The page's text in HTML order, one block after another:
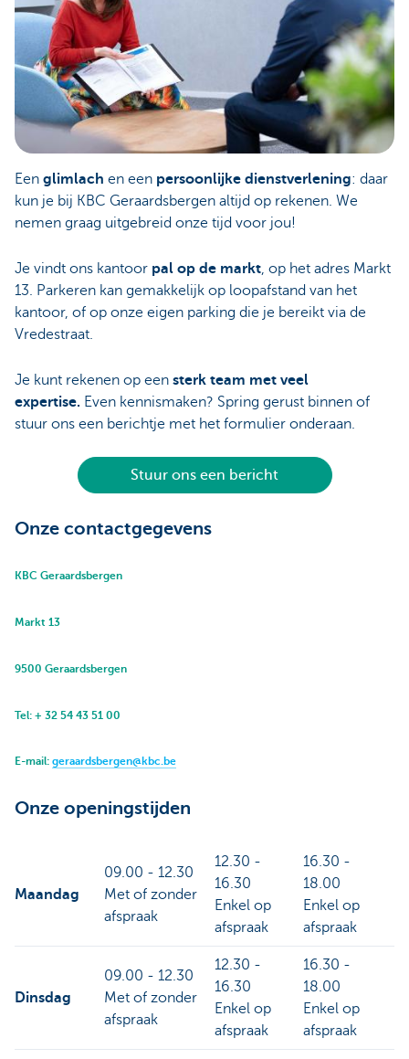
Een glimlach en een persoonlijke dienstverlening: daar
kun je bij KBC Geraardsbergen altijd op rekenen. We
nemen graag uitgebreid onze tijd voor jou!
Je vindt ons kantoor pal op de markt, op het adres Markt
13. Parkeren kan gemakkelijk op loopafstand van het
kantoor, of op onze eigen parking die je bereikt via de
Vredestraat.
Je kunt rekenen op een sterk team met veel
expertise. Even kennismaken? Spring gerust binnen of
stuur ons een berichtje met het formulier onderaan.
Stuur ons een bericht
Onze contactgegevens
KBC Geraardsbergen
Markt 13
9500 Geraardsbergen
Tel: + 32 54 43 51 00
E-mail: geraardsbergen@kbc.be
Onze openingstijden
Maandag
09.00 - 12.30
Met of zonder
afspraak
12.30 -
16.30
Enkel op
afspraak
16.30 -
18.00
Enkel op
afspraak
Dinsdag
09.00 - 12.30
Met of zonder
afspraak
12.30 -
16.30
Enkel op
afspraak
16.30 -
18.00
Enkel op
afspraak